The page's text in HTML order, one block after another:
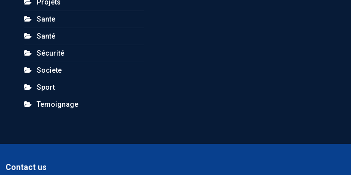
Projets
Sante
Santé
Sécurité
Societe
Sport
Temoignage
Contact us